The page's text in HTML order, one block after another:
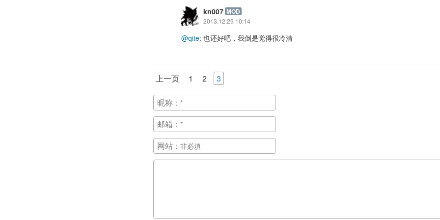
kn007 MOD
2013.12.29 10:14
@qite: 也还好吧，我倒是觉得很冷清
上一页 1 2 3
昵称：
邮箱：
网站：